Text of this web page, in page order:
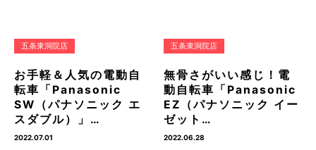
五条東洞院店
お手軽＆人気の電動自
転車「Panasonic
SW（パナソニック エ
スダブル）」…
2022.07.01
五条東洞院店
無骨さがいい感じ！電
動自転車「Panasonic
EZ（パナソニック イー
ゼット…
2022.06.28